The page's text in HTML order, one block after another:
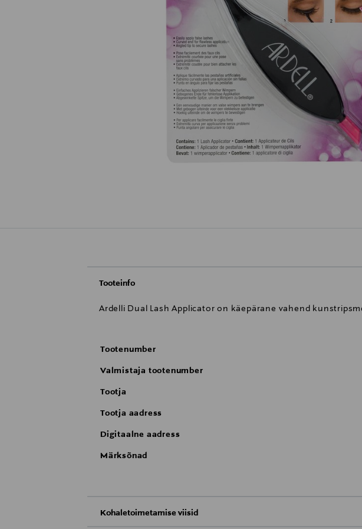
Tooteinfo
Ardelli Dual Lash Applicator on käepärane vahend
Tootenumber
Valmistaja tootenumber
Tootja
Tootja aadress
Digitaalne aadress
Märksõnad
Kohaletoimetamise viisid